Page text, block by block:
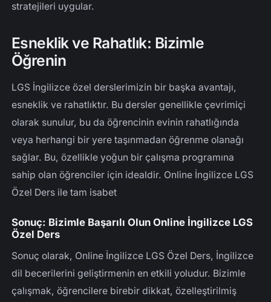
stratejileri uygular.
Esneklik ve Rahatlık: Bizimle
Öğrenin
LGS İngilizce özel derslerimizin bir başka avantajı,
esneklik ve rahatlıktır. Bu dersler genellikle çevrimiçi
olarak sunulur, bu da öğrencinin evinin rahatlığında
veya herhangi bir yere taşınmadan öğrenme olanağı
sağlar. Bu, özellikle yoğun bir çalışma programına
sahip olan öğrenciler için idealdir. Online İngilizce LGS
Özel Ders ile tam isabet
Sonuç: Bizimle Başarılı Olun Online İngilizce LGS
Özel Ders
Sonuç olarak, Online İngilizce LGS Özel Ders, İngilizce
dil becerilerini geliştirmenin en etkili yoludur. Bizimle
çalışmak, öğrencilere birebir dikkat, özelleştirilmiş